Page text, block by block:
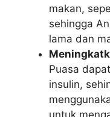
makan,
sehingga
lama dan
Puasa
insulin,
untuk